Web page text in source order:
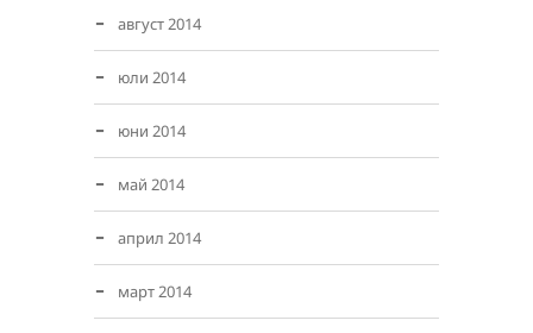
август 2014
юли 2014
юни 2014
май 2014
април 2014
март 2014